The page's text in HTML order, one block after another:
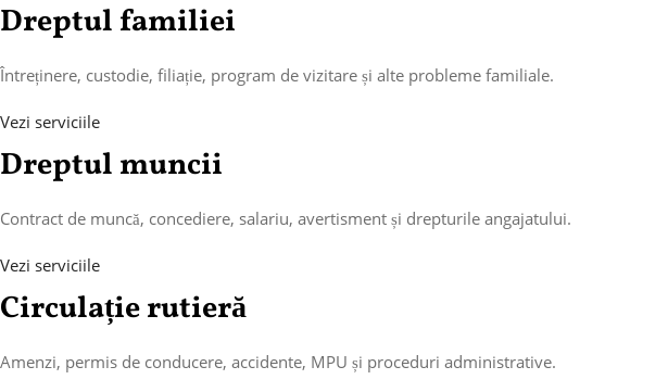
Dreptul familiei
Întreținere, custodie, filiație, program de vizitare și alte probleme familiale.
Vezi serviciile
Dreptul muncii
Contract de muncă, concediere, salariu, avertisment și drepturile angajatului.
Vezi serviciile
Circulație rutieră
Amenzi, permis de conducere, accidente, MPU și proceduri administrative.